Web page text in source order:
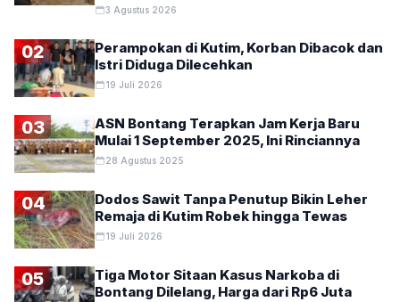
3 Agustus 2026
02
Perampokan di Kutim, Korban Dibacok dan
Istri Diduga Dilecehkan
19 Juli 2026
03
ASN Bontang Terapkan Jam Kerja Baru
Mulai 1 September 2025, Ini Rinciannya
28 Agustus 2025
04
Dodos Sawit Tanpa Penutup Bikin Leher
Remaja di Kutim Robek hingga Tewas
19 Juli 2026
05
Tiga Motor Sitaan Kasus Narkoba di
Bontang Dilelang, Harga dari Rp6 Juta